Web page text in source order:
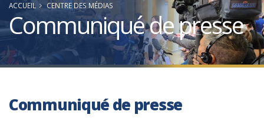
ACCUEIL CENTRE DES MÉDIAS
Communiqué de presse
Communiqué de presse